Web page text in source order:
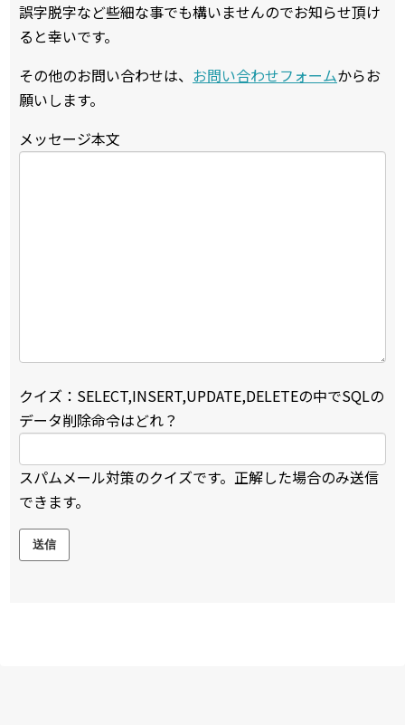
誤字脱字など些細な事でも構いませんのでお知らせ頂け
ると幸いです。
その他のお問い合わせは、 お問い合わせフォームからお
願いします。
メッセージ本文
クイズ：SELECT,INSERT,UPDATE,DELETEの中でSQLの
データ削除命令はどれ？
スパムメール対策のクイズです。正解した場合のみ送信
できます。